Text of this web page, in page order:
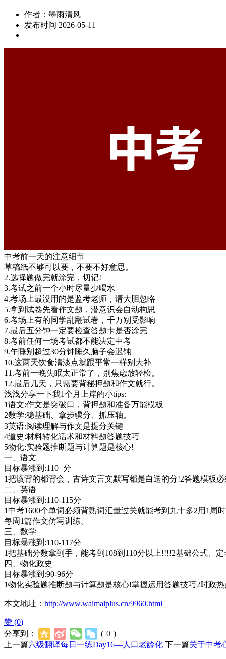
作者：墨雨清风
发布时间 2026-05-11
中考前一天的注意细节
草稿纸不够可以要，不要不好意思。
2.选择题做完就涂完，切记!
3.考试之前一个小时尽量少喝水
4.考场上最没用的是监考老师，请大胆忽略
5.拿到试卷先看作文题，潜意识会自动构思
6.考场上有的同学乱翻试卷，千万别受影响
7.最后五分钟一定要检查答题卡是否涂完
8.考前任何一场考试都不能决定中考
9.午睡别超过30分钟睡久脑子会迟钝
10.这两天饮食清淡点就跟平常一样别大补
11.考前一晚失眠太正常了，别焦虑放轻松。
12.最后几天，只需要背秘押题和作文就行。
浅浅分享一下我1个月上岸的小tips:
1语文:作文是突破口，背押题和准备万能模板
2数学:稳基础、拿步骤分、抓压轴。
3英语:阅读理解与作文是提分关键
4道史:材料转化话术和材料题答题技巧
5物化:实验题推断题与计算题是核心!
一、语文
目标暴涨到:110+分
1把该背的都背会，古诗文言文默写都是白送的分!2答题模板
二、英语
目标暴涨到:110-115分
1中考1600个单词必须背熟词汇量过关就能考到九十多2用1
每周1篇作文仿写训练。
三、数学
目标暴涨到:110-117分
1把基础分数拿到手，能考到108到110分以上!!!!2基础公式、
四、物化政史
目标暴涨到:90-96分
1物化实验题推断题与计算题是核心!掌握运用答题技巧2时政
本文地址： http://www.waimaiplus.cn/9960.html
赞 (0)
分享到：
( 0 )
上一篇六级翻译每日一练Day16—人口老龄化 下一篇关于中考